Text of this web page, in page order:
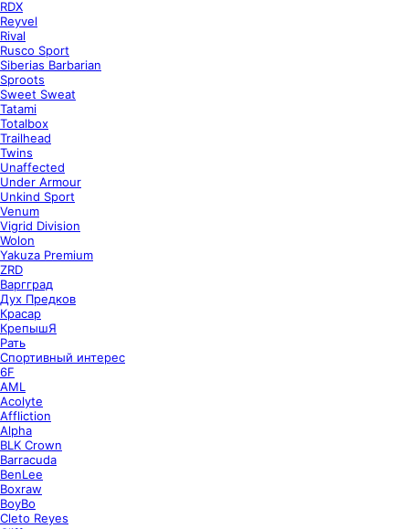
RDX
Reyvel
Rival
Rusco Sport
Siberias Barbarian
Sproots
Sweet Sweat
Tatami
Totalbox
Trailhead
Twins
Unaffected
Under Armour
Unkind Sport
Venum
Vigrid Division
Wolon
Yakuza Premium
ZRD
Варгград
Дух Предков
Красар
КрепышЯ
Рать
Спортивный интерес
6F
AML
Acolyte
Affliction
Alpha
BLK Crown
Barracuda
BenLee
Boxraw
BoyBo
Cleto Reyes